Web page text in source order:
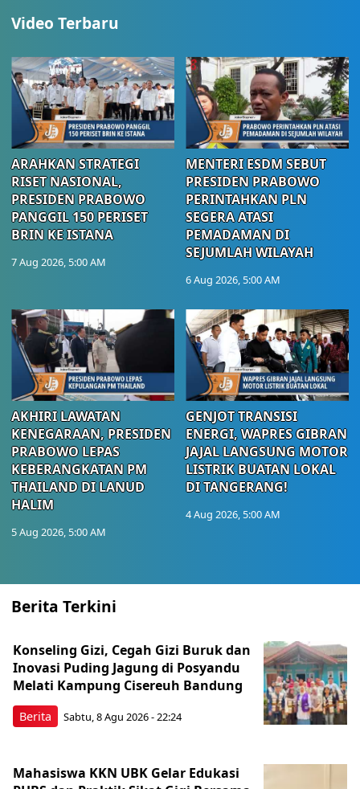
Video Terbaru
ARAHKAN STRATEGI
RISET NASIONAL,
PRESIDEN PRABOWO
PANGGIL 150 PERISET
BRIN KE ISTANA
7 Aug 2026, 5:00 AM
MENTERI ESDM SEBUT
PRESIDEN PRABOWO
PERINTAHKAN PLN
SEGERA ATASI
PEMADAMAN DI
SEJUMLAH WILAYAH
6 Aug 2026, 5:00 AM
AKHIRI LAWATAN
KENEGARAAN, PRESIDEN
PRABOWO LEPAS
KEBERANGKATAN PM
THAILAND DI LANUD
HALIM
5 Aug 2026, 5:00 AM
GENJOT TRANSISI
ENERGI, WAPRES GIBRAN
JAJAL LANGSUNG MOTOR
LISTRIK BUATAN LOKAL
DI TANGERANG!
4 Aug 2026, 5:00 AM
Berita Terkini
Berita
Konseling Gizi, Cegah Gizi Buruk dan
Inovasi Puding Jagung di Posyandu
Melati Kampung Cisereuh Bandung
Sabtu, 8 Agu 2026 - 22:24
Mahasiswa KKN UBK Gelar Edukasi